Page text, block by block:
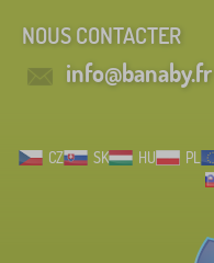
NOUS CONTACTER
info@banaby.fr
CZ SK HU PL